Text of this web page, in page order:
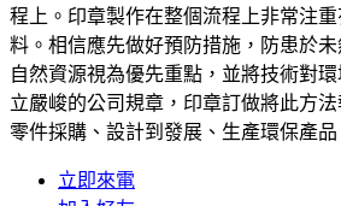
程上。印章製作在整個流程上非常注
料。相信應先做好預防措施，防患於
自然資源視為優先重點，並將技術對
立嚴峻的公司規章，印章訂做將此方
零件採購、設計到發展、生產環保產品
立即來電